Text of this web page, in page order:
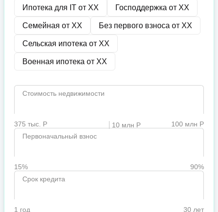
Ипотека для IT от XX Господдержка от XX
Семейная от XX Без первого взноса от XX
Сельская ипотека от XX
Военная ипотека от XX
Стоимость недвижимости
375 тыс. Р 10 млн Р
100 млн Р
Первоначальный взнос
15%
90%
Срок кредита
1 год
30 лет